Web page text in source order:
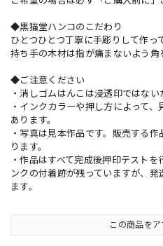
◆黒猫堂ハンコのこだわり
ひとつひとつ丁寧に手彫りして作っ
持ち手の木材は指が痛まないよう角
◆ご注意ください
・消しゴムはんこは浸透印ではない
・インクカラーや押し方によって
あります。
・写真は見本作品です。販売する
ります。
・作品はすべて完成後押印テスト
ンクの付着跡が残っていますが、
ます。
この商品を